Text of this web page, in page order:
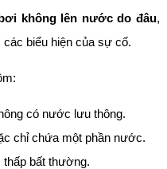
không lên nước do đâu,
biểu hiện của sự cố.
có nước lưu thông.
chỉ chứa một phần nước.
thấp bất thường.